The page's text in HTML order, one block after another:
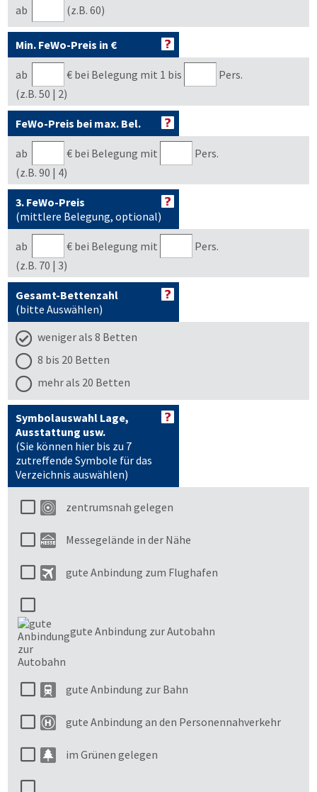
ab (z.B. 60)
Min. FeWo-Preis in €
ab € bei Belegung mit 1 bis
Pers.
(z.B. 50 | 2)
FeWo-Preis bei max. Bel.
ab € bei Belegung mit
Pers.
(z.B. 90 | 4)
3. FeWo-Preis
(mittlere Belegung, optional)
ab € bei Belegung mit
Pers.
(z.B. 70 | 3)
Gesamt-Bettenzahl
(bitte Auswählen)
weniger als 8 Betten
8 bis 20 Betten
mehr als 20 Betten
Symbolauswahl Lage,
Ausstattung usw.
(Sie können hier bis zu 7
zutreffende Symbole für das
Verzeichnis auswählen)
zentrumsnah gelegen
Messegelände in der Nähe
gute Anbindung zum Flughafen
gute Anbindung zur Autobahn
gute Anbindung zur Bahn
gute Anbindung an den Personennahverkehr
im Grünen gelegen